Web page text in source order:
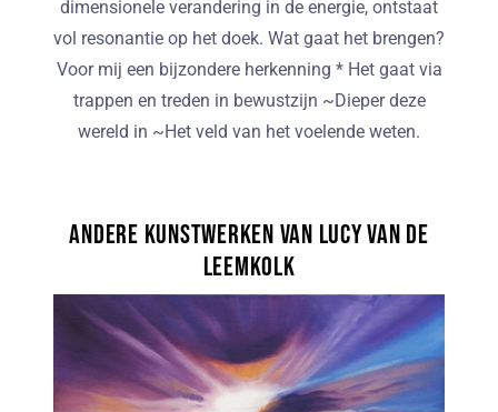
dimensionele verandering in de energie, ontstaat
vol resonantie op het doek. Wat gaat het brengen?
Voor mij een bijzondere herkenning * Het gaat via
trappen en treden in bewustzijn ~Dieper deze
wereld in ~Het veld van het voelende weten.
Andere kunstwerken van Lucy van de
Leemkolk